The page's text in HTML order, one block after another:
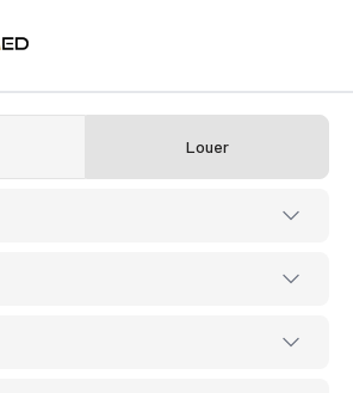
Louer